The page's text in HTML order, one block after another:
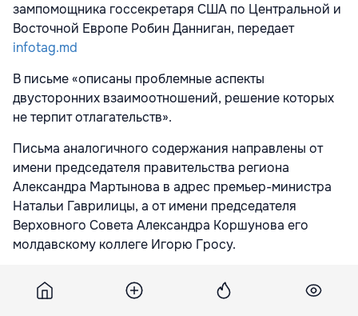
зампомощника госсекретаря США по Центральной и
Восточной Европе Робин Данниган, передает
infotag.md
В письме «описаны проблемные аспекты
двусторонних взаимоотношений, решение которых
не терпит отлагательств».
Письма аналогичного содержания направлены от
имени председателя правительства региона
Александра Мартынова в адрес премьер-министра
Натальи Гаврилицы, а от имени председателя
Верховного Совета Александра Коршунова его
молдавскому коллеге Игорю Гросу.
констатировал Красносельский в беседе с